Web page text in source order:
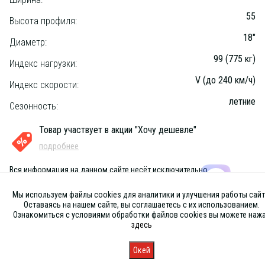
Высота профиля: 55
Диаметр: 18"
Индекс нагрузки: 99 (775 кг)
Индекс скорости: V (до 240 км/ч)
Сезонность: летние
Товар участвует в акции "Хочу дешевле"
подробнее
Вся информация на данном сайте несёт исключительно
публичной офертой, определяемой положениями Статьи 437 (2) ГК
РФ
Запись
Мы используем файлы cookies для аналитики и улучшения работы
Оставаясь на нашем сайте, вы соглашаетесь с их использованием.
Ознакомиться с условиями обработки файлов cookies вы можете
здесь
Окей